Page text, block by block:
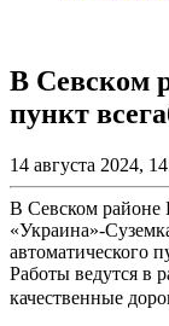
В Севском
пункт
14 августа 2024,
В Севском районе
«Украина»-
автоматического
Работы ведутся в
качественные